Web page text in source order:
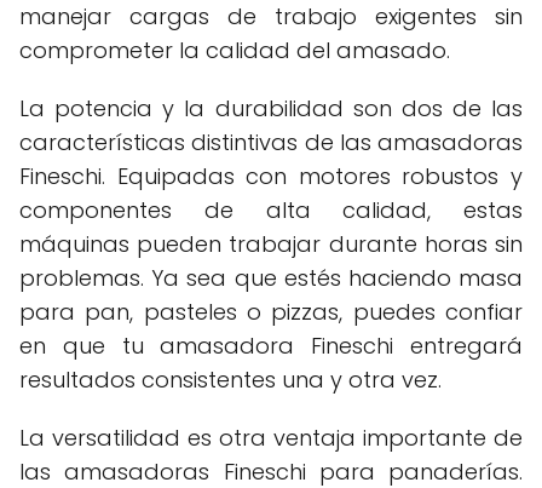
manejar cargas de trabajo exigentes sin
comprometer la calidad del amasado.
La potencia y la durabilidad son dos de las
características distintivas de las amasadoras
Fineschi. Equipadas con motores robustos y
componentes de alta calidad, estas
máquinas pueden trabajar durante horas sin
problemas. Ya sea que estés haciendo masa
para pan, pasteles o pizzas, puedes confiar
en que tu amasadora Fineschi entregará
resultados consistentes una y otra vez.
La versatilidad es otra ventaja importante de
las amasadoras Fineschi para panaderías.